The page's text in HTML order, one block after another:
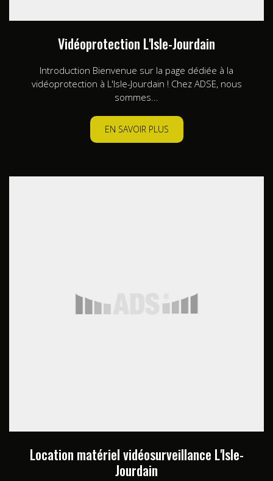
Vidéoprotection L'Isle-Jourdain
Introduction Bienvenue sur la page dédiée à la
vidéoprotection à L'Isle-Jourdain ! Chez ADSE, nous
sommes...
EN SAVOIR PLUS
Location matériel vidéosurveillance L'Isle-
Jourdain